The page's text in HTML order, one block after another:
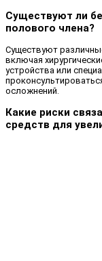
Существуют ли
полового члена?
Существуют
включая
устройства или
осложнений.
Какие риски
средств для